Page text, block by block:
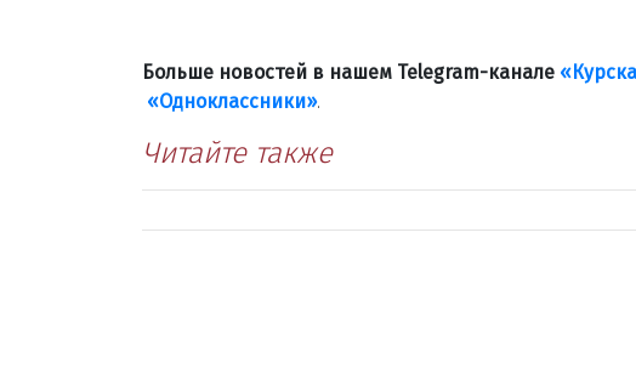
Больше новостей в нашем Telegram-канале
«Одноклассники».
Читайте также